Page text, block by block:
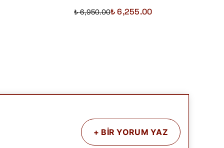
₺ 6,950.00₺ 6,255.00
+ BİR YORUM YAZ